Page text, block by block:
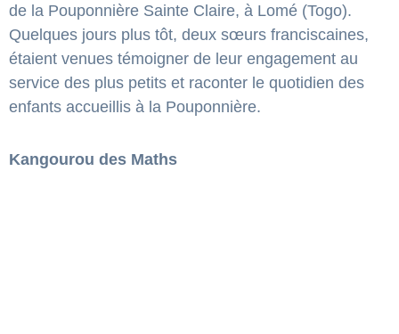
de la Pouponnière Sainte Claire, à Lomé (Togo).
Quelques jours plus tôt, deux sœurs franciscaines,
étaient venues témoigner de leur engagement au
service des plus petits et raconter le quotidien des
enfants accueillis à la Pouponnière.
Kangourou des Maths